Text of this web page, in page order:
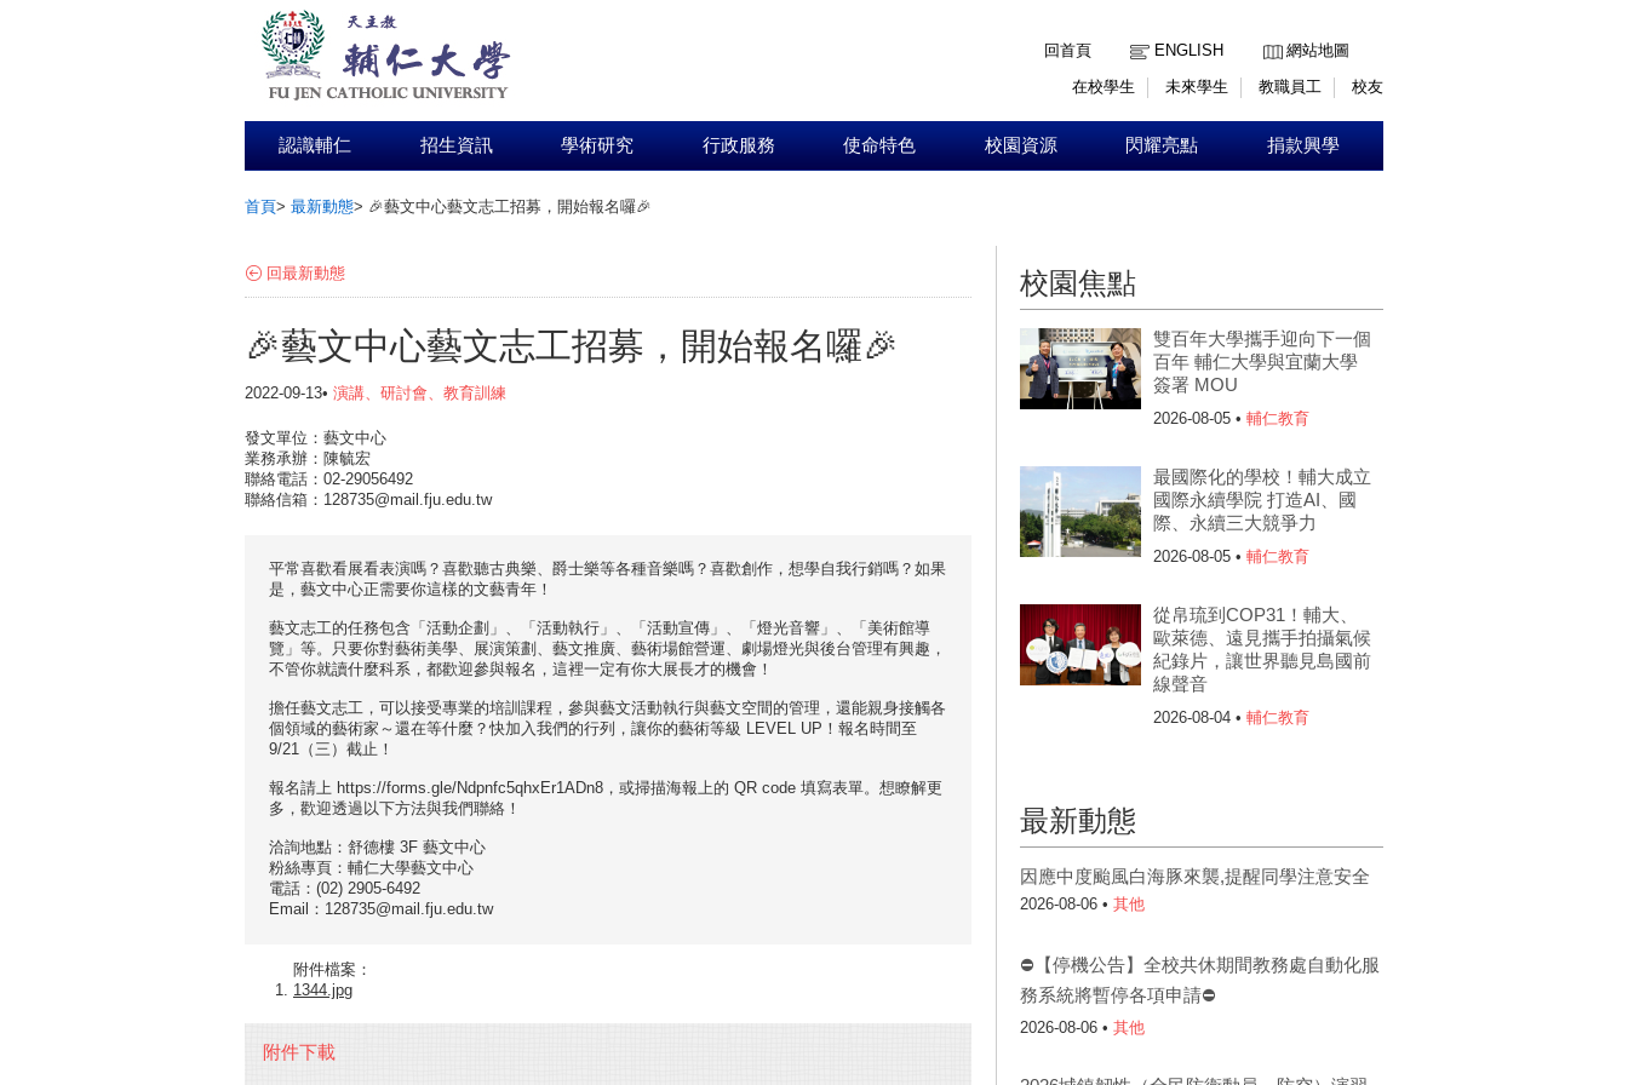
回首頁
ENGLISH
網站地圖
在校學生
未來學生 教職員工 校友
認識輔仁 招生資訊 學術研究 行政服務 使命特色 校園資源 閃耀亮點 捐款興學
首頁> 最新動態> 🎉藝文中心藝文志工招募，開始報名囉🎉
回最新動態
🎉藝文中心藝文志工招募，開始報名囉🎉
2022-09-13• 演講、研討會、教育訓練
發文單位：藝文中心
業務承辦：陳毓宏
聯絡電話：02-29056492
聯絡信箱：128735@mail.fju.edu.tw
平常喜歡看展看表演嗎？喜歡聽古典樂、爵士樂等各種音樂嗎？喜歡創作，想學自我行銷嗎？如果
是，藝文中心正需要你這樣的文藝青年！
藝文志工的任務包含「活動企劃」、「活動執行」、「活動宣傳」、「燈光音響」、「美術館導
覽」等。只要你對藝術美學、展演策劃、藝文推廣、藝術場館營運、劇場燈光與後台管理有興趣，
不管你就讀什麼科系，都歡迎參與報名，這裡一定有你大展長才的機會！
擔任藝文志工，可以接受專業的培訓課程，參與藝文活動執行與藝文空間的管理，還能親身接觸各
個領域的藝術家～還在等什麼？快加入我們的行列，讓你的藝術等級 LEVEL UP！報名時間至
9/21（三）截止！
報名請上 https://forms.gle/Ndpnfc5qhxEr1ADn8，或掃描海報上的 QR code 填寫表單。想瞭解更
多，歡迎透過以下方法與我們聯絡！
洽詢地點：舒德樓 3F 藝文中心
粉絲專頁：輔仁大學藝文中心
電話：(02) 2905-6492
Email：128735@mail.fju.edu.tw
附件檔案：
1344.jpg
附件下載
校園焦點
雙百年大學攜手迎向下一個
百年 輔仁大學與宜蘭大學
簽署 MOU
2026-08-05 • 輔仁教育
最國際化的學校！輔大成立
國際永續學院 打造AI、國
際、永續三大競爭力
2026-08-05 • 輔仁教育
從帛琉到COP31！輔大、
歐萊德、遠見攜手拍攝氣候
紀錄片，讓世界聽見島國前
線聲音
2026-08-04 • 輔仁教育
最新動態
因應中度颱風白海豚來襲,提醒同學注意安全
2026-08-06 • 其他
⛔【停機公告】全校共休期間教務處自動化服
務系統將暫停各項申請⛔
2026-08-06 • 其他